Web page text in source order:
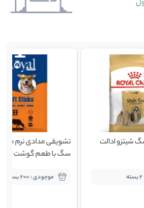
ادالت
تشویقی مدادی نرم
سگ با طعم گوشت گاو
موجودی : 200 بسته